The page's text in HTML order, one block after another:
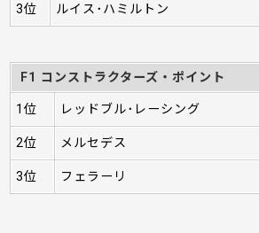
3位 ルイス･ハミルトン
F1 コンストラクターズ・ポイント
1位 レッドブル･レーシング
2位 メルセデス
3位 フェラーリ